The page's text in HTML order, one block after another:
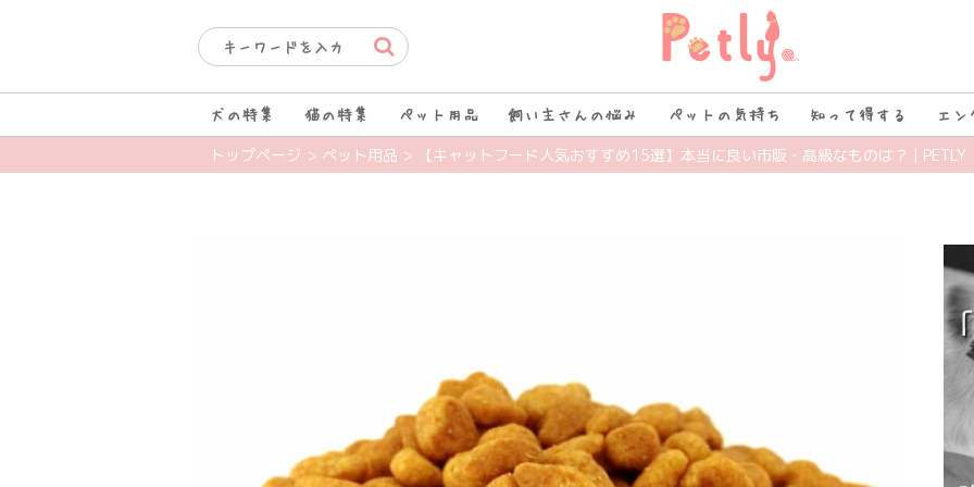
犬の特集 猫の特集 ペット用品 飼い主さんの悩み ペットの気持ち 知って得する エン
トップページ > ペット用品 > 【キャットフード人気おすすめ15選】本当に良い市販・高級なものは？ | PETLY